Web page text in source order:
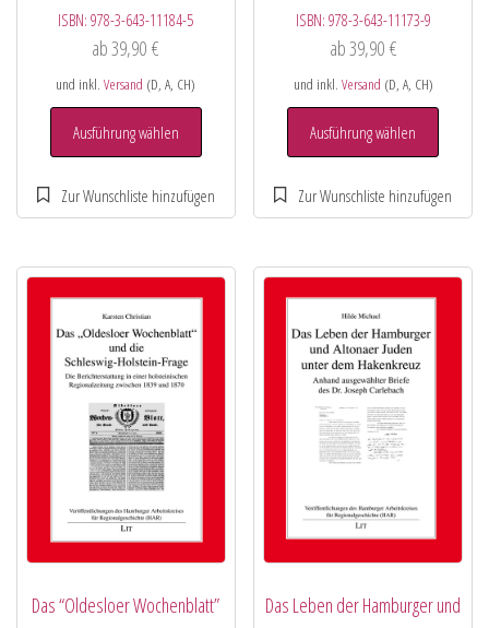
ISBN:978-3-643-11184-5
ab39,90€
und inkl.Versand (D, A, CH)
Ausführung wählen
ISBN: 978-3-643-11173-9
ab39,90 €
und inkl. Versand (D, A, CH)
Ausführung wählen
Das “Oldesloer Wochenblatt”
Das Leben der Hamburger und